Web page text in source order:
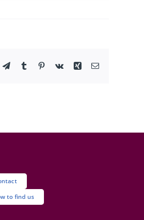
TelegramTumblr Pinterest
Vk Xing Email
to find us